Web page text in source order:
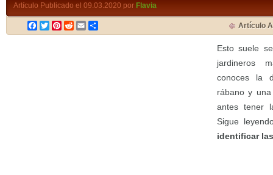
Artículo Publicado el 09.03.2020 por Flavia
Facebook
TwitterPinterest
RedditEmail Artículo
Esto suele
jardineros
conoces la
rábano y
antes tener
Sigue
identificar